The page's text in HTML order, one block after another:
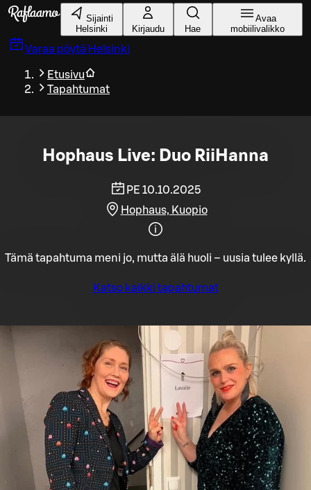
Siirry pääsisältöön
Sijainti
Helsinki
Kirjaudu Hae
Avaa
mobiilivalikko
Varaa pöytä Helsinki
Etusivu
Tapahtumat
Hophaus Live: Duo RiiHanna
PE 10.10.2025
Hophaus, Kuopio
Tämä tapahtuma meni jo, mutta älä huoli – uusia tulee kyllä.
Katso kaikki tapahtumat